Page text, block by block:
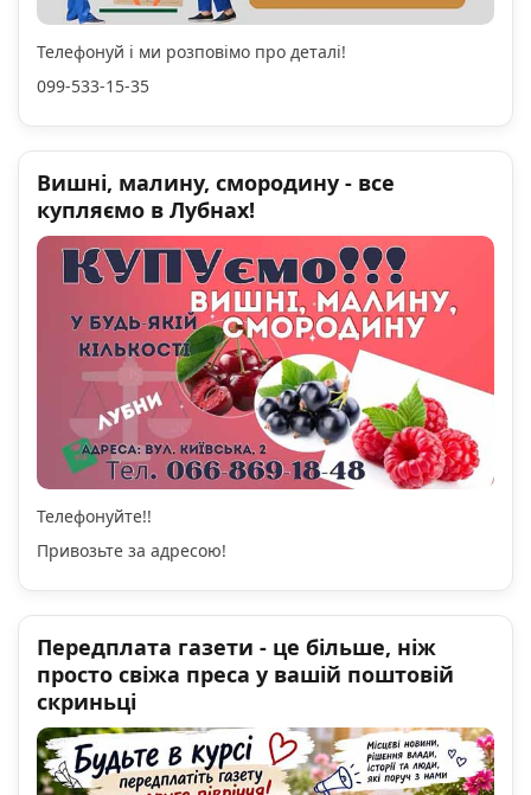
Телефонуй і ми розповімо про деталі!
099-533-15-35
Вишні, малину, смородину - все
купляємо в Лубнах!
Телефонуйте!!
Привозьте за адресою!
Передплата газети - це більше, ніж
просто свіжа преса у вашій поштовій
скриньці